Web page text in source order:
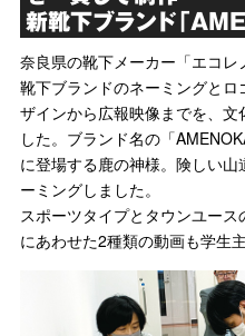
新靴下ブランド「
奈良県の靴下メーカー「エコ
靴下ブランドのネーミングと
ザインから広報映像までを、
した。ブランド名の「
に登場する鹿の神様。険しい
ーミングしました。
スポーツタイプとタウンユー
にあわせた2種類の動画も学生